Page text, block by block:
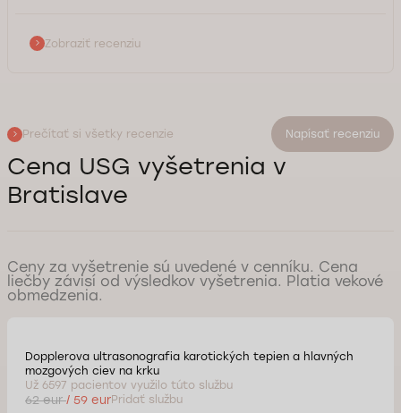
Zobraziť recenziu
Prečítať si všetky recenzie Napísať recenziu
Cena USG vyšetrenia v
Bratislave
Ceny za vyšetrenie sú uvedené v cenníku. Cena
liečby závisí od výsledkov vyšetrenia. Platia vekové
obmedzenia.
Dopplerova ultrasonografia karotických tepien a hlavných
mozgových ciev na krku
Už 6597 pacientov využilo túto službu
62 eur/ 59 eurPridať službu